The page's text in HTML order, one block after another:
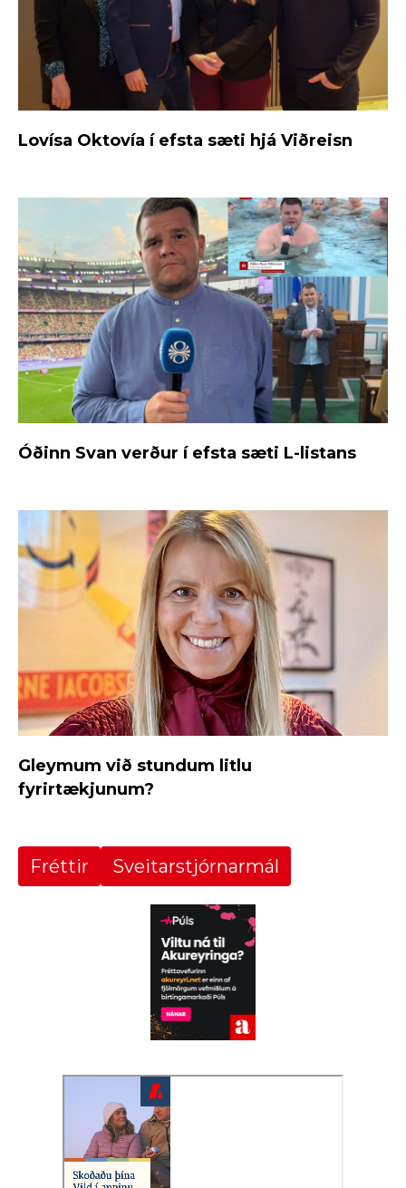
Lovísa Oktovía í efsta sæti hjá Viðreisn
Óðinn Svan verður í efsta sæti L-listans
Gleymum við stundum litlu
fyrirtækjunum?
Fréttir Sveitarstjórnarmál